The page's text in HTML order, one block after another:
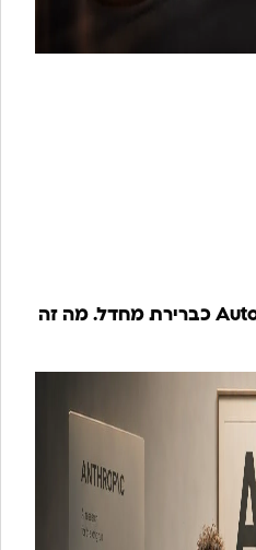
קלוד קוד עובר להרשאות Auto כברירת מחדל. מה זה